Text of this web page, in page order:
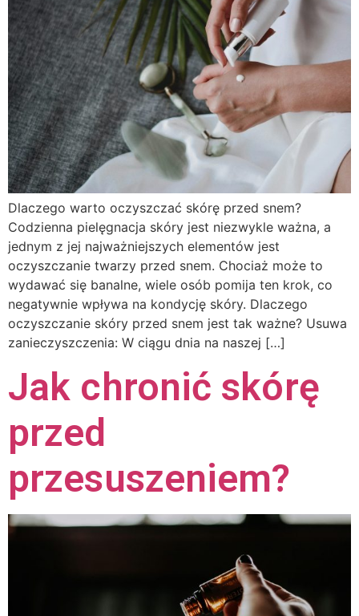
Dlaczego warto oczyszczać skórę przed snem?
Codzienna pielęgnacja skóry jest niezwykle ważna, a
jednym z jej najważniejszych elementów jest
oczyszczanie twarzy przed snem. Chociaż może to
wydawać się banalne, wiele osób pomija ten krok, co
negatywnie wpływa na kondycję skóry. Dlaczego
oczyszczanie skóry przed snem jest tak ważne? Usuwa
zanieczyszczenia: W ciągu dnia na naszej […]
Jak chronić skórę
przed
przesuszeniem?